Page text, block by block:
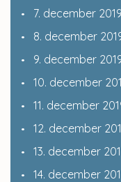
7. december 2019
8. december
9. december
10. december
11. december
12. december
13. december
14. december